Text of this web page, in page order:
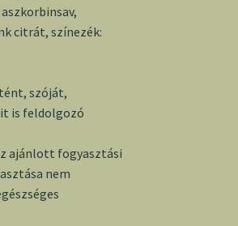
citrát, színezék:
szóját,
is feldolgozó
ajánlott fogyasztási
nem